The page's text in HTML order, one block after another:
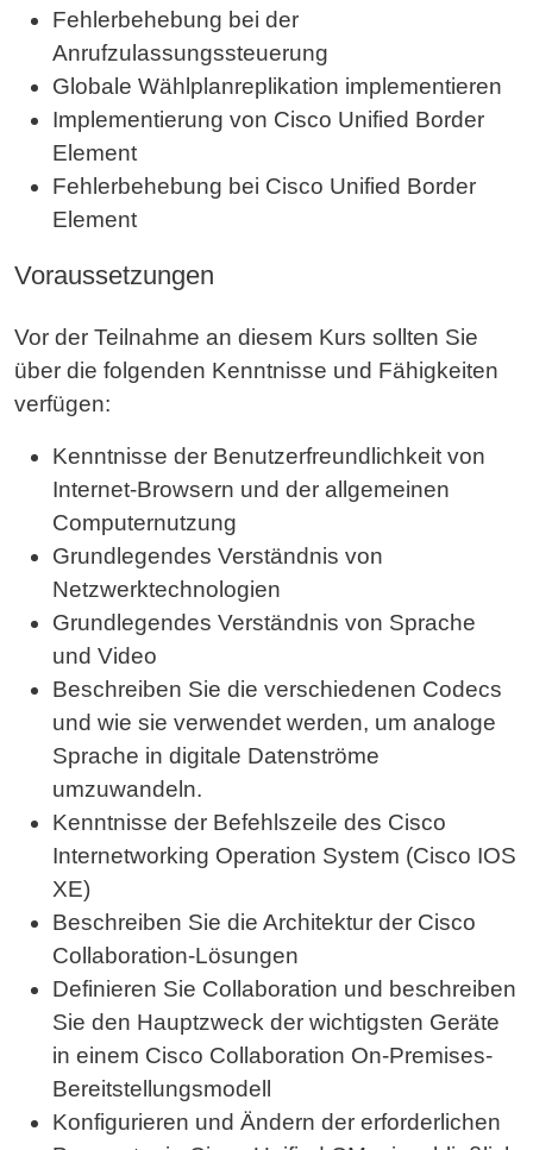
Fehlerbehebung bei der
Anrufzulassungssteuerung
Globale Wählplanreplikation implementieren
Implementierung von Cisco Unified Border
Element
Fehlerbehebung bei Cisco Unified Border
Element
Voraussetzungen
Vor der Teilnahme an diesem Kurs sollten Sie
über die folgenden Kenntnisse und Fähigkeiten
verfügen:
Kenntnisse der Benutzerfreundlichkeit von
Internet-Browsern und der allgemeinen
Computernutzung
Grundlegendes Verständnis von
Netzwerktechnologien
Grundlegendes Verständnis von Sprache
und Video
Beschreiben Sie die verschiedenen Codecs
und wie sie verwendet werden, um analoge
Sprache in digitale Datenströme
umzuwandeln.
Kenntnisse der Befehlszeile des Cisco
Internetworking Operation System (Cisco IOS
XE)
Beschreiben Sie die Architektur der Cisco
Collaboration-Lösungen
Definieren Sie Collaboration und beschreiben
Sie den Hauptzweck der wichtigsten Geräte
in einem Cisco Collaboration On-Premises-
Bereitstellungsmodell
Konfigurieren und Ändern der erforderlichen